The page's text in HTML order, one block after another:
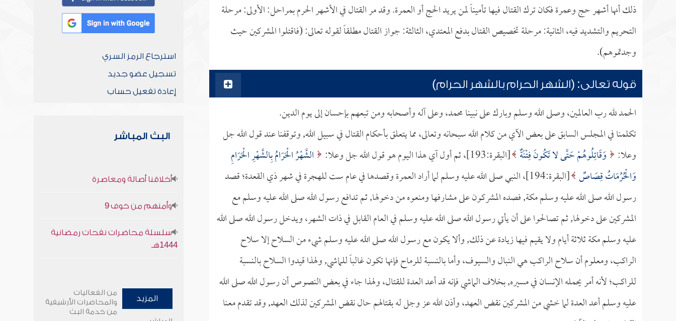
ذلك أنها أشهر حج وعمرة فكان ترك القتال فيها تأميناً لمن يريد الحج أو العمرة. وقد مر القتال في الأشهر الحرم بمراحل: الأولى: مرحلة
التحريم والتشديد فيه، الثانية: مرحلة تخصيص القتال بدفع المعتدي، الثالثة: جواز القتال مطلقاً لقوله تعالى: (فاقتلوا المشركين حيث
وجدتموهم).
قوله تعالى: (الشهر الحرام بالشهر الحرام)
الحمد لله رب العالمين، وصلى الله وسلم وبارك على نبينا محمد، وعلى آله وأصحابه ومن تبعهم بإحسان إلى يوم الدين.
تكلمنا في المجلس السابق على بعض الآي من كلام الله سبحانه وتعالى، مما يتعلق بأحكام القتال في سبيل الله, وتوقفنا عند قول الله جل
وعلا:
وَقَاتِلُوهُمْ حَتَّى لا تَكُونَ فِتْنَةٌ [البقرة:193]، ثم أول آي هذا اليوم هو قول الله جل وعلا:
الشَّهْرُ الْحَرَامُ بِالشَّهْرِ الْحَرَامِ
وَالْحُرُمَاتُ قِصَاصٌ
[البقرة:194]، النبي صلى الله عليه وسلم لما أراد العمرة وقصدها في عام ست للهجرة في شهر ذي القعدة؛ قصد
رسول الله صلى الله عليه وسلم مكة, فصده المشركون على مشارفها ومنعوه من دخولها, ثم تدافع رسول الله صلى الله عليه وسلم مع
المشركين على دخولها, ثم تصالحوا على أن يأتي رسول الله صلى الله عليه وسلم في العام القابل في ذات الشهر، ويدخل رسول الله صلى الله
عليه وسلم مكة ثلاثة أيام ولا يقيم فيها زيادة عن ذلك, وألا يكون مع رسول الله صلى الله عليه وسلم شيء من السلاح إلا سلاح
الراكب، ومعلوم أن سلاح الراكب هي النبال والسيوف، وأما بالنسبة للرماح فإنها تكون غالباً للماشي, ولهذا قيدوا السلاح بالنسبة
للراكب؛ لأنه أمر يحمله الإنسان في مسيره, بخلاف الماشي فإنه قد أعد العدة للقتال، ولهذا جاء في بعض النصوص أن رسول الله صلى الله
عليه وسلم أعد العدة لما خشي من المشركين نقض العهد، وأذن الله عز وجل له بقتالهم حال نقض المشركين لذلك العهد, وقد تقدم معنا
استرجاع الرمز السري
تسجيل عضو جديد
إعادة تفعيل حساب
البث المباشر
أخلاقنا أصالة ومعاصرة
وأمنهم من خوف 9
سلسلة محاضرات نفحات رمضانية
1444هـ
المزيد
من الفعاليات
والمحاضرات الأرشيفية
من خدمة البث